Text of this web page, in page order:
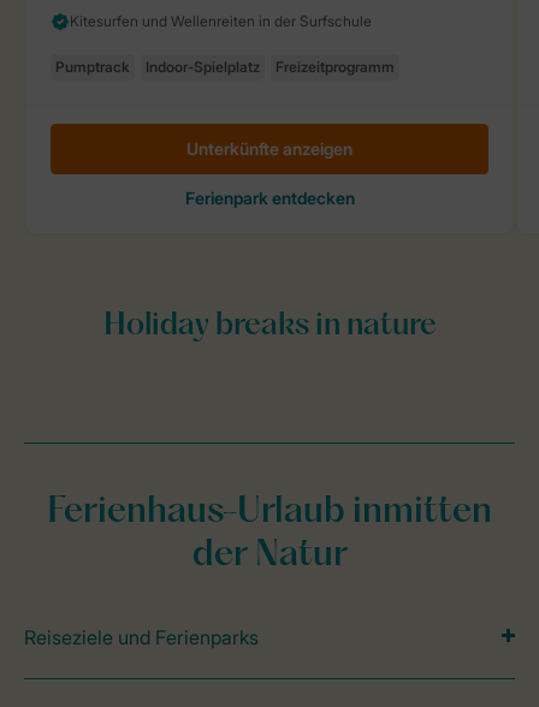
Ferienhaus-Urlaub inmitten
der Natur
Reiseziele und Ferienparks